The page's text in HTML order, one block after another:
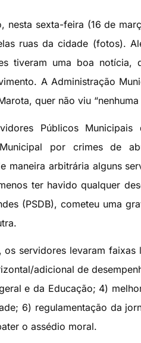
nesta sexta-feira (16 de
ruas da cidade (fotos).
tiveram uma boa
A Administração
quer não viu
Públicos
Municipal por crimes de
maneira arbitrária alguns
ter havido qualquer
(PSDB), cometeu uma
os servidores levaram
adicional de
e da Educação; 4)
6) regulamentação da
o assédio moral.